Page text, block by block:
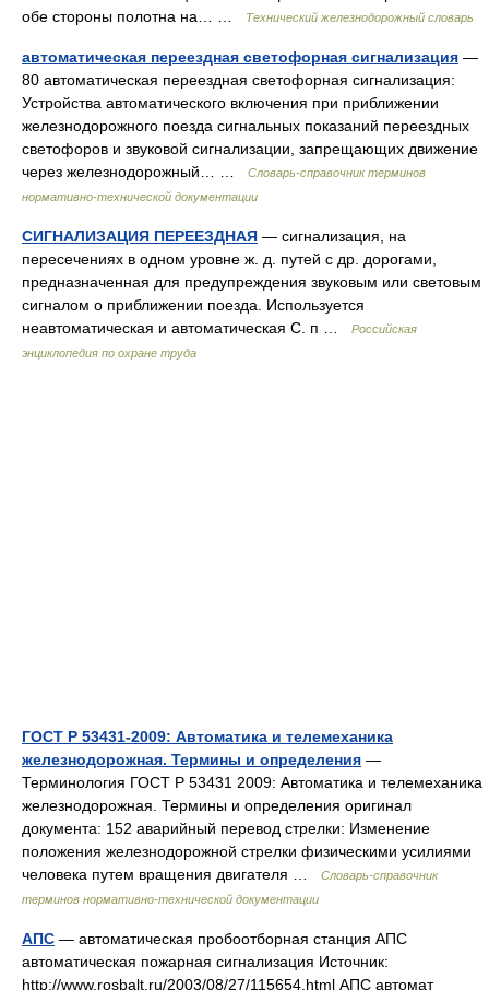
обе стороны полотна на… …
Технический железнодорожный словарь
автоматическая переездная светофорная сигнализация —
80 автоматическая переездная светофорная сигнализация:
Устройства автоматического включения при приближении
железнодорожного поезда сигнальных показаний переездных
светофоров и звуковой сигнализации, запрещающих движение
через железнодорожный… …
Словарь-справочник терминов
нормативно-технической документации
СИГНАЛИЗАЦИЯ ПЕРЕЕЗДНАЯ — сигнализация, на
пересечениях в одном уровне ж. д. путей с др. дорогами,
предназначенная для предупреждения звуковым или световым
сигналом о приближении поезда. Используется
неавтоматическая и автоматическая С. п …
Российская
энциклопедия по охране труда
ГОСТ Р 53431-2009: Автоматика и телемеханика
железнодорожная. Термины и определения —
Терминология ГОСТ Р 53431 2009: Автоматика и телемеханика
железнодорожная. Термины и определения оригинал
документа: 152 аварийный перевод стрелки: Изменение
положения железнодорожной стрелки физическими усилиями
человека путем вращения двигателя …
Словарь-справочник
терминов нормативно-технической документации
АПС — автоматическая пробоотборная станция АПС
автоматическая пожарная сигнализация Источник:
http://www.rosbalt.ru/2003/08/27/115654.html АПС автомат